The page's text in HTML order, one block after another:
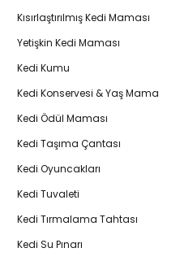
Kısırlaştırılmış Kedi Maması
Yetişkin Kedi Maması
Kedi Kumu
Kedi Konservesi & Yaş Mama
Kedi Ödül Maması
Kedi Taşıma Çantası
Kedi Oyuncakları
Kedi Tuvaleti
Kedi Tırmalama Tahtası
Kedi Su Pınarı